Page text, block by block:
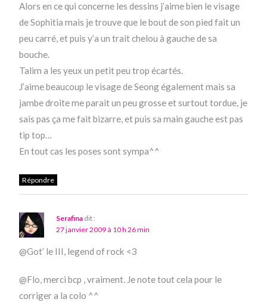
Alors en ce qui concerne les dessins j’aime bien le visage
de Sophitia mais je trouve que le bout de son pied fait un
peu carré, et puis y’a un trait chelou à gauche de sa
bouche.
Talim a les yeux un petit peu trop écartés.
J’aime beaucoup le visage de Seong également mais sa
jambe droite me parait un peu grosse et surtout tordue, je
sais pas ça me fait bizarre, et puis sa main gauche est pas
tip top…
En tout cas les poses sont sympa^^
Répondre
Serafina dit :
27 janvier 2009 à 10 h 26 min
@Got’ le III, legend of rock <3
@Flo, merci bcp , vraiment. Je note tout cela pour le
corriger a la colo ^^